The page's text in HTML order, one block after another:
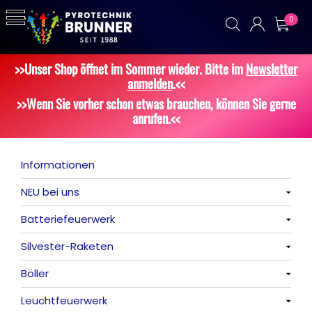
0
>>Unser Shop öffnet im Sommer wieder. Bitte imNewsletter
anmelden.<<
>>Wenn Sie vorher schon etwas brauchen, können Sie gerne
anrufen.<<
Informationen
NEU bei uns
Alle anzeigen
Batteriefeuerwerk
Alle anzeigen
Silvester-Raketen
Alle anzeigen
Böller
Alle anzeigen
Leuchtfeuerwerk